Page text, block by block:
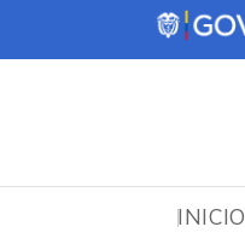
INICIO